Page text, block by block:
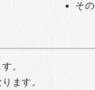
そ
。
ます。